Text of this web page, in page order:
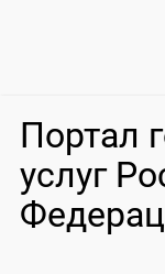
Портал
услуг